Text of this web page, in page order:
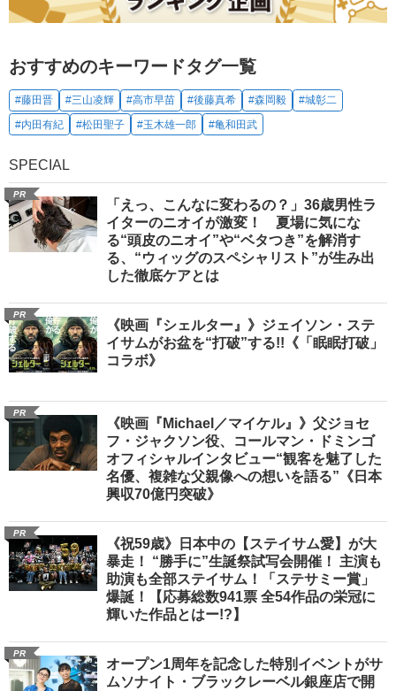
おすすめのキーワードタグ一覧
#藤田晋 #三山凌輝 #高市早苗 #後藤真希 #森岡毅
#城彰二
#内田有紀
#松田聖子 #玉木雄一郎 #亀和田武
SPECIAL
PR
「えっ、こんなに変わるの？」36歳男性ラ
イターのニオイが激変！ 夏場に気にな
る“頭皮のニオイ”や“ベタつき”を解消す
る、“ウィッグのスペシャリスト”が生み出
した徹底ケアとは
PR
《映画『シェルター』》ジェイソン・ステ
イサムがお盆を“打破”する!!《「眠眠打破」
コラボ》
PR
《映画『Michael／マイケル』》父ジョセ
フ・ジャクソン役、コールマン・ドミンゴ
オフィシャルインタビュー“観客を魅了した
名優、複雑な父親像への想いを語る”《日本
興収70億円突破》
PR
《祝59歳》日本中の【ステイサム愛】が大
暴走！ “勝手に”生誕祭試写会開催！ 主演も
助演も全部ステイサム！「ステサミー賞」
爆誕！【応募総数941票 全54作品の栄冠に
輝いた作品とはー!?】
PR
オープン1周年を記念した特別イベントがサ
ムソナイト・ブラックレーベル銀座店で開